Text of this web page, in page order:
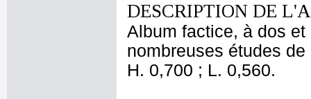
DESCRIPTION DE
Album factice, à dos
nombreuses études
H. 0,700 ; L. 0,560.